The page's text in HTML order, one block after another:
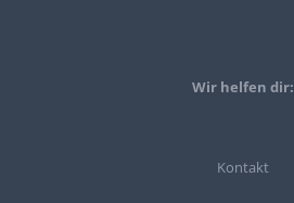
Wir helfen dir:
Kontakt